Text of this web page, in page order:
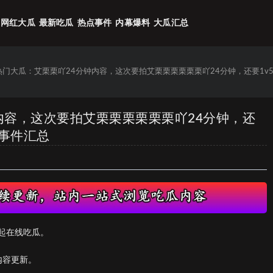
网红大瓜 最新吃瓜 热点事件 内幕爆料 大瓜汇总
大瓜：艾栗栗吖24分钟内容，这次要拍艾栗栗栗栗栗栗吖24分钟，还要
，这次要拍艾栗栗栗栗栗栗吖24分钟，还
件汇总
在线吃瓜。
更新。